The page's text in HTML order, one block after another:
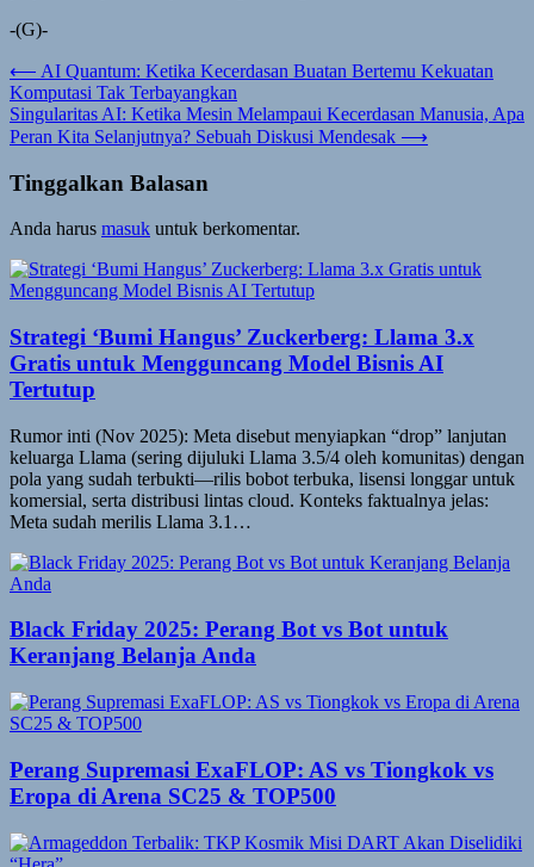
-(G)-
Navigasi
pos
⟵ AI Quantum: Ketika Kecerdasan Buatan Bertemu Kekuatan
Komputasi Tak Terbayangkan
Singularitas AI: Ketika Mesin Melampaui Kecerdasan Manusia, Apa
Peran Kita Selanjutnya? Sebuah Diskusi Mendesak ⟶
Tinggalkan Balasan
Anda harus masuk untuk berkomentar.
Strategi ‘Bumi Hangus’ Zuckerberg: Llama 3.x
Gratis untuk Mengguncang Model Bisnis AI
Tertutup
Rumor inti (Nov 2025): Meta disebut menyiapkan “drop” lanjutan
keluarga Llama (sering dijuluki Llama 3.5/4 oleh komunitas) dengan
pola yang sudah terbukti—rilis bobot terbuka, lisensi longgar untuk
komersial, serta distribusi lintas cloud. Konteks faktualnya jelas:
Meta sudah merilis Llama 3.1…
Black Friday 2025: Perang Bot vs Bot untuk
Keranjang Belanja Anda
Perang Supremasi ExaFLOP: AS vs Tiongkok vs
Eropa di Arena SC25 & TOP500